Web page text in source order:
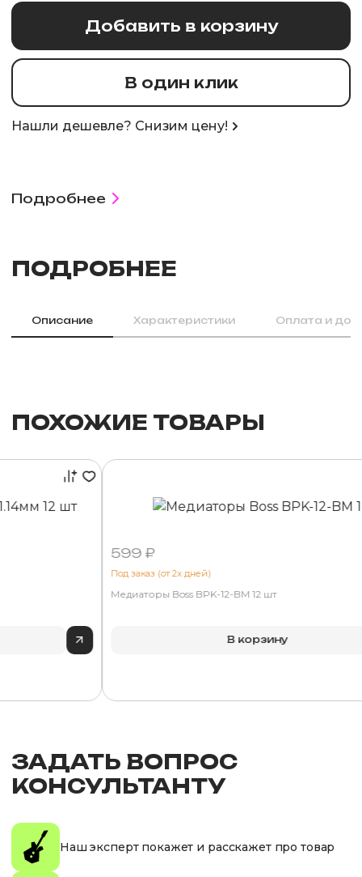
Добавить в корзину
В один клик
Нашли дешевле? Снизим цену!
Подробнее
ПОДРОБНЕЕ
Описание Характеристики Оплата и
ПОХОЖИЕ ТОВАРЫ
599 ₽
Под заказ (от 2х дней)
Медиаторы Boss BPK-12-BM 12 шт
В корзину
ЗАДАТЬ ВОПРОС
КОНСУЛЬТАНТУ
Наш эксперт покажет и расскажет про товар